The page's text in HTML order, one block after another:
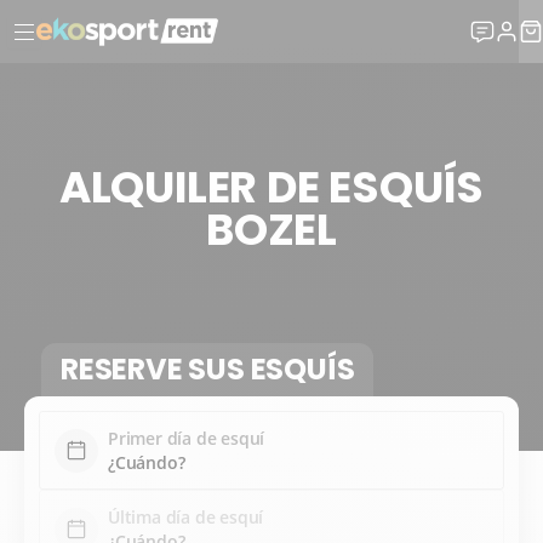
ALQUILER DE ESQUÍS
BOZEL
RESERVE SUS ESQUÍS
Primer día de esquí
Última día de esquí